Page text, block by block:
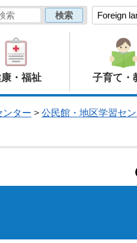
Foreign
・福祉 子育て・
ンター > 公民館・地区学習セ